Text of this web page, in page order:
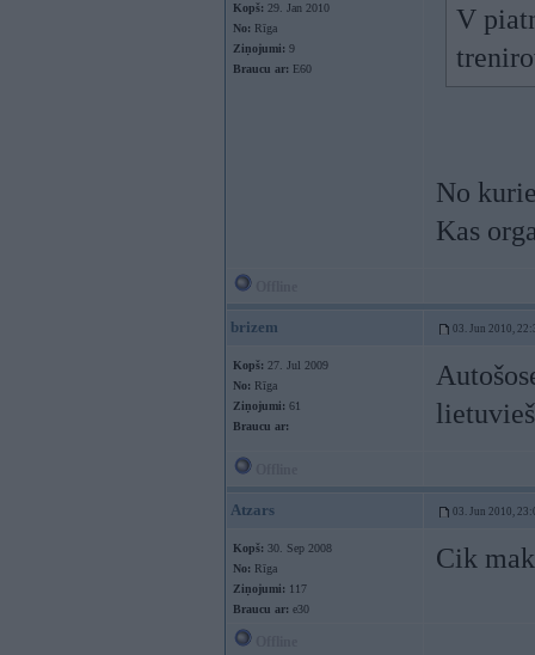
Kopš: 29. Jan 2010
No: Rīga
Ziņojumi: 9
Braucu ar: E60
V
No
Kas
brizem 03. Jun 2010,
Kopš: 27. Jul 2009
No: Rīga
Ziņojumi: 61
Braucu ar:
Atzars 03. Jun 2010,
Kopš: 30. Sep 2008
No: Rīga
Ziņojumi: 117
Braucu ar: e30
Cik